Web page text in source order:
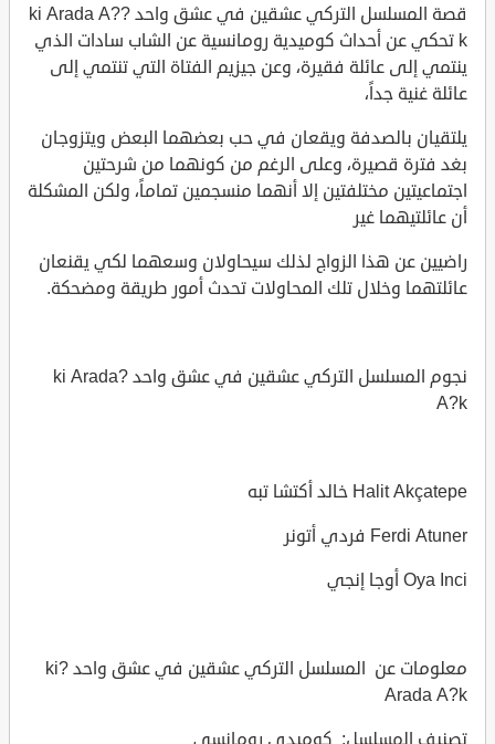
قصة المسلسل التركي عشقين في عشق واحد ?ki Arada A?
k تحكي عن أحداث كوميدية رومانسية عن الشاب سادات الذي
ينتمي إلى عائلة فقيرة، وعن جيزيم الفتاة التي تنتمي إلى
عائلة غنية جداً،
يلتقيان بالصدفة ويقعان في حب بعضهما البعض ويتزوجان
بغد فترة قصيرة، وعلى الرغم من كونهما من شرحتين
اجتماعيتين مختلفتين إلا أنهما منسجمين تماماً، ولكن المشكلة
أن عائلتيهما غير
راضيين عن هذا الزواج لذلك سيحاولان وسعهما لكي يقنعان
عائلتهما وخلال تلك المحاولات تحدث أمور طريقة ومضحكة.
نجوم المسلسل التركي عشقين في عشق واحد ?ki Arada
A?k
Halit Akçatepe خالد أكتشا تبه
Ferdi Atuner فردي أتونر
Oya Inci أوجا إنجي
معلومات عن المسلسل التركي عشقين في عشق واحد ?ki
Arada A?k